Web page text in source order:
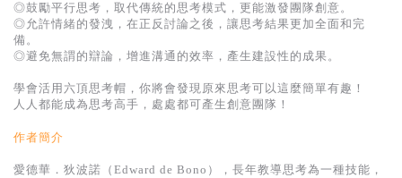
◎鼓勵平行思考，取代傳統的思考模式，更能激發團隊創意。
◎允許情緒的發洩，在正反討論之後，讓思考結果更加全面和完
備。
◎避免無謂的辯論，增進溝通的效率，產生建設性的成果。
學會活用六頂思考帽，你將會發現原來思考可以這麼簡單有趣！
人人都能成為思考高手，處處都可產生創意團隊！
作者簡介
愛德華．狄波諾（Edward de Bono），長年教導思考為一種技能，